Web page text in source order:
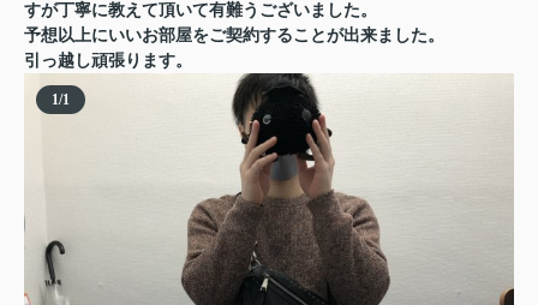
すが丁寧に教えて頂いて有難うございました。
予想以上にいいお部屋をご契約することが出来ました。
引っ越し頑張ります。
1/1